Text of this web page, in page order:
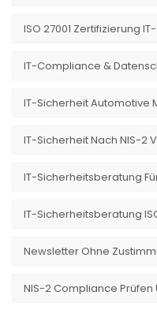
ISO 27001 Zertifizierung
IT-Compliance &
IT-Sicherheit Automotive
IT-Sicherheit Nach NIS-2
IT-Sicherheitsberatung
IT-Sicherheitsberatung
Newsletter Ohne
NIS-2 Compliance Prüfen